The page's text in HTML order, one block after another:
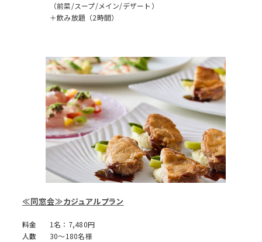
（前菜/スープ/メイン/デザート）
＋飲み放題（2時間）
≪同窓会≫カジュアルプラン
料金
1名：7,480円
人数
30～180名様